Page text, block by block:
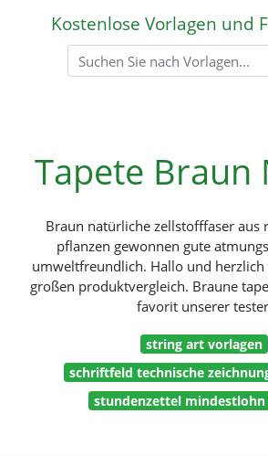
Kostenlose Vorlagen und
Tapete Braun
Braun natürliche zellstofffaser aus
pflanzen gewonnen gute
umweltfreundlich. Hallo und
großen produktvergleich. Braune
favorit unserer
string art vorlagen
schriftfeld technische
stundenzettel